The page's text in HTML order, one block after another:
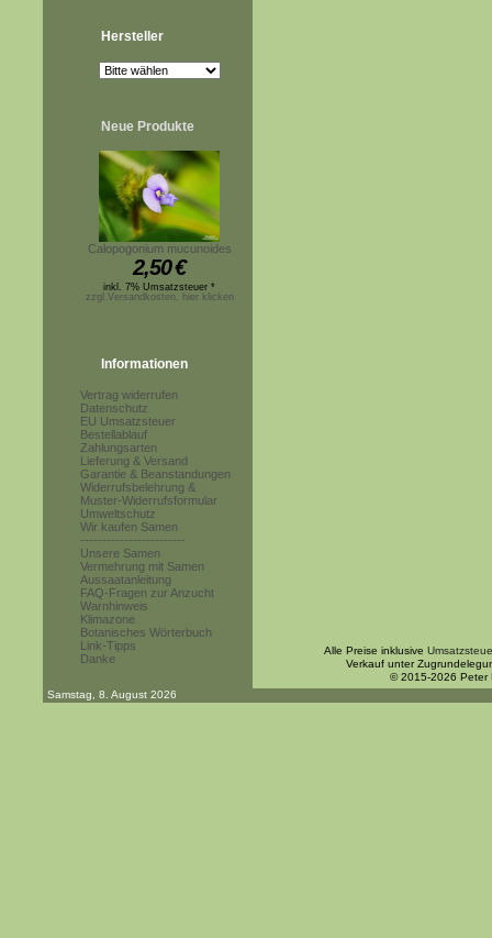
Hersteller
Neue Produkte
Calopogonium mucunoides
2,50€
inkl. 7% Umsatzsteuer *
zzgl.Versandkosten, hier klicken
Informationen
Vertrag widerrufen
Datenschutz
EU Umsatzsteuer
Bestellablauf
Zahlungsarten
Lieferung & Versand
Garantie & Beanstandungen
Widerrufsbelehrung &
Muster-Widerrufsformular
Umweltschutz
Wir kaufen Samen
------------------------
Unsere Samen
Vermehrung mit Samen
Aussaatanleitung
FAQ-Fragen zur Anzucht
Warnhinweis
Klimazone
Botanisches Wörterbuch
Link-Tipps
Danke
Alle Preise inklusive
Verkauf unter
© 2015-2026 Peter
Samstag, 8. August 2026